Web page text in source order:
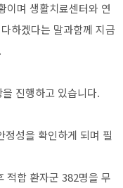
이며 생활치료센터와 연
하겠다는 말과함께 지금
진행하고 있습니다.
성을 확인하게 되며 필
적합 환자군 382명을 무